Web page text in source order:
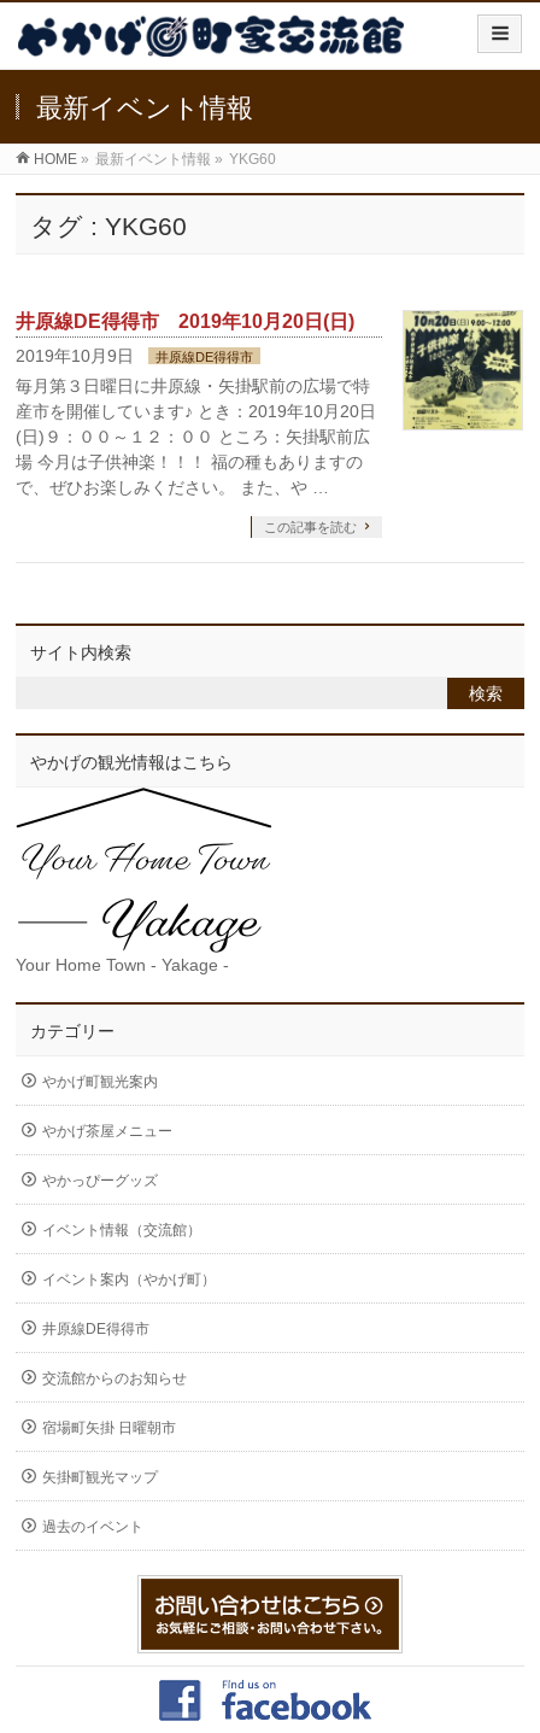
最新イベント情報
HOME » 最新イベント情報 » YKG60
タグ : YKG60
井原線DE得得市 2019年10月20日(日)
2019年10月9日 井原線DE得得市
毎月第３日曜日に井原線・矢掛駅前の広場で特
産市を開催しています♪ とき：2019年10月20日
(日)９：００～１２：００ ところ：矢掛駅前広
場 今月は子供神楽！！！ 福の種もありますの
で、ぜひお楽しみください。 また、や …
この記事を読む
サイト内検索
やかげの観光情報はこちら
Your Home Town - Yakage -
カテゴリー
やかげ町観光案内
やかげ茶屋メニュー
やかっぴーグッズ
イベント情報（交流館）
イベント案内（やかげ町）
井原線DE得得市
交流館からのお知らせ
宿場町矢掛 日曜朝市
矢掛町観光マップ
過去のイベント